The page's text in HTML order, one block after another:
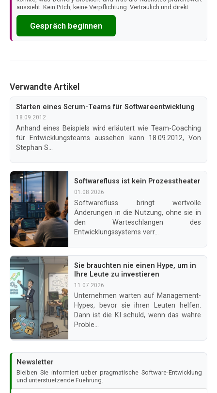
aussieht. Kein Pitch, keine Verpflichtung. Vertraulich und direkt.
Gespräch beginnen
Verwandte Artikel
Starten eines Scrum-Teams für Softwareentwicklung
18.09.2012
Anhand eines Beispiels wird erläutert wie Team-Coaching
für Entwicklungsteams aussehen kann 18.09.2012, Von
Stephan S...
Softwarefluss ist kein Prozesstheater
01.08.2026
Softwarefluss bringt wertvolle
Änderungen in die Nutzung, ohne sie in
den Warteschlangen des
Entwicklungssystems verr...
Sie brauchten nie einen Hype, um in
Ihre Leute zu investieren
11.07.2026
Unternehmen warten auf Management-
Hypes, bevor sie ihren Leuten helfen.
Dann ist die KI schuld, wenn das wahre
Proble...
Newsletter
Bleiben Sie informiert ueber pragmatische Software-Entwicklung
und unterstuetzende Fuehrung.